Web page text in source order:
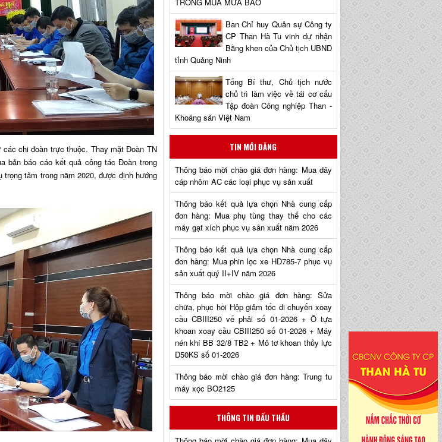
chi đoàn trực thuộc. Thay mặt Đoàn TN
bản báo cáo kết quả công tác Đoàn trong
tâm trong năm 2020, được định hướng
Ban Chỉ huy Quân sự Công ty
CP Than Hà Tu vinh dự nhận
Bằng khen của Chủ tịch UBND
tỉnh Quảng Ninh
Tổng Bí thư, Chủ tịch nước
chủ trì làm việc về tái cơ cấu
Tập đoàn Công nghiệp Than -
Khoáng sản Việt Nam
TIN MỚI ĐĂNG
Thông báo mời chào giá đơn hàng: Mua dây
cáp nhôm AC các loại phục vụ sản xuất
Thông báo kết quả lựa chọn Nhà cung cấp
đơn hàng: Mua phụ tùng thay thế cho các
máy gạt xích phục vụ sản xuất năm 2026
Thông báo kết quả lựa chọn Nhà cung cấp
đơn hàng: Mua phin lọc xe HD785-7 phục vụ
sản xuất quý II+IV năm 2026
Thông báo mời chào giá đơn hàng: Sửa
chữa, phục hồi Hộp giảm tốc di chuyển xoay
cầu CBIII250 vế phải số 01-2026 + Ô tựa
khoan xoay cầu CBIII250 số 01-2026 + Máy
nén khí BB 32/8 TB2 + Mô tơ khoan thủy lực
D50KS số 01-2026
Thông báo mời chào giá đơn hàng: Trung tu
máy xọc BO2125
THÔNG TIN ĐẤU THẦU